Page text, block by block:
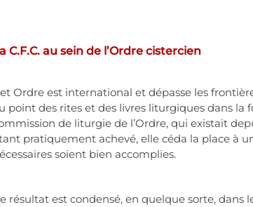
C.F.C. au sein de l’Ordre cistercien
Ordre est international et dépasse les
point des rites et des livres liturgiques dans la
de liturgie de l’Ordre, qui existait
pratiquement achevé, elle céda la place à
soient bien accomplies.
résultat est condensé, en quelque sorte,